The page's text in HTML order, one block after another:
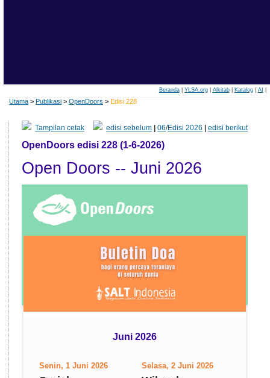
Beranda| YLSA.org| Alkitab| Katalog| AI
Utama > Publikasi > OpenDoors > Edisi 228
Tampilan cetak edisi sebelum |06/Edisi 2026 |edisi berikut
OpenDoors edisi 228 (1-6-2026)
Open Doors -- Juni 2026
Juni 2026
Senin, 1 Juni 2026 Selasa, 2 Juni 2026